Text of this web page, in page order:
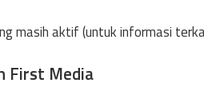
masih aktif (untuk informasi
First Media